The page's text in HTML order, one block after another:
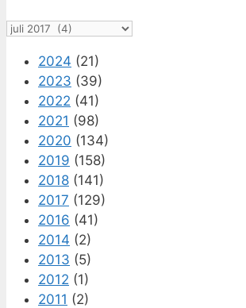
Arkiv
2024 (21)
2023 (39)
2022 (41)
2021 (98)
2020 (134)
2019 (158)
2018 (141)
2017 (129)
2016 (41)
2014 (2)
2013 (5)
2012 (1)
2011 (2)